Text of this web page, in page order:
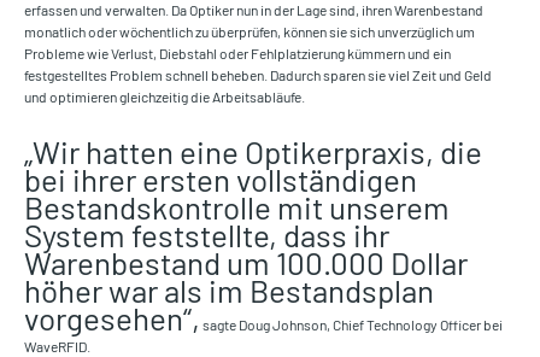
erfassen und verwalten. Da Optiker nun in der Lage sind, ihren Warenbestand
monatlich oder wöchentlich zu überprüfen, können sie sich unverzüglich um
Probleme wie Verlust, Diebstahl oder Fehlplatzierung kümmern und ein
festgestelltes Problem schnell beheben. Dadurch sparen sie viel Zeit und Geld
und optimieren gleichzeitig die Arbeitsabläufe.
„Wir hatten eine Optikerpraxis, die
bei ihrer ersten vollständigen
Bestandskontrolle mit unserem
System feststellte, dass ihr
Warenbestand um 100.000 Dollar
höher war als im Bestandsplan
vorgesehen“, sagte Doug Johnson, Chief Technology Officer bei
WaveRFID.